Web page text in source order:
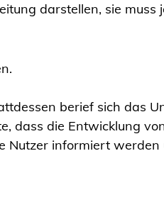
darstellen, sie muss
berief sich das
dass die Entwicklung
Nutzer informiert